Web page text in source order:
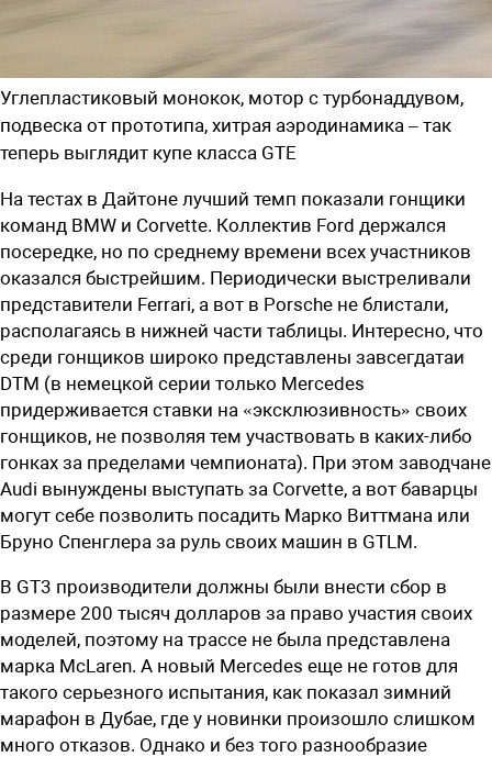
Углепластиковый монокок, мотор с турбонаддувом,
подвеска от прототипа, хитрая аэродинамика – так
теперь выглядит купе класса GTE
На тестах в Дайтоне лучший темп показали гонщики
команд BMW и Corvette. Коллектив Ford держался
посередке, но по среднему времени всех участников
оказался быстрейшим. Периодически выстреливали
представители Ferrari, а вот в Porsche не блистали,
располагаясь в нижней части таблицы. Интересно, что
среди гонщиков широко представлены завсегдатаи
DTM (в немецкой серии только Mercedes
придерживается ставки на «эксклюзивность» своих
гонщиков, не позволяя тем участвовать в каких-либо
гонках за пределами чемпионата). При этом заводчане
Audi вынуждены выступать за Corvette, а вот баварцы
могут себе позволить посадить Марко Виттмана или
Бруно Спенглера за руль своих машин в GTLM.
В GT3 производители должны были внести сбор в
размере 200 тысяч долларов за право участия своих
моделей, поэтому на трассе не была представлена
марка McLaren. А новый Mercedes еще не готов для
такого серьезного испытания, как показал зимний
марафон в Дубае, где у новинки произошло слишком
много отказов. Однако и без того разнообразие